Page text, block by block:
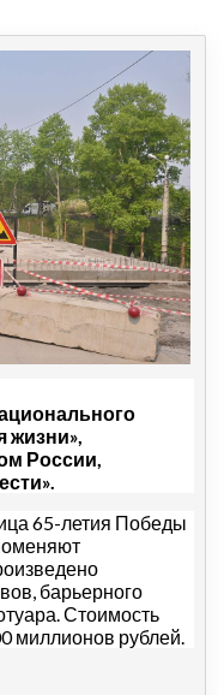
жизни»,
России,
65-летия Победы
барьерного
Стоимость
миллионов рублей.